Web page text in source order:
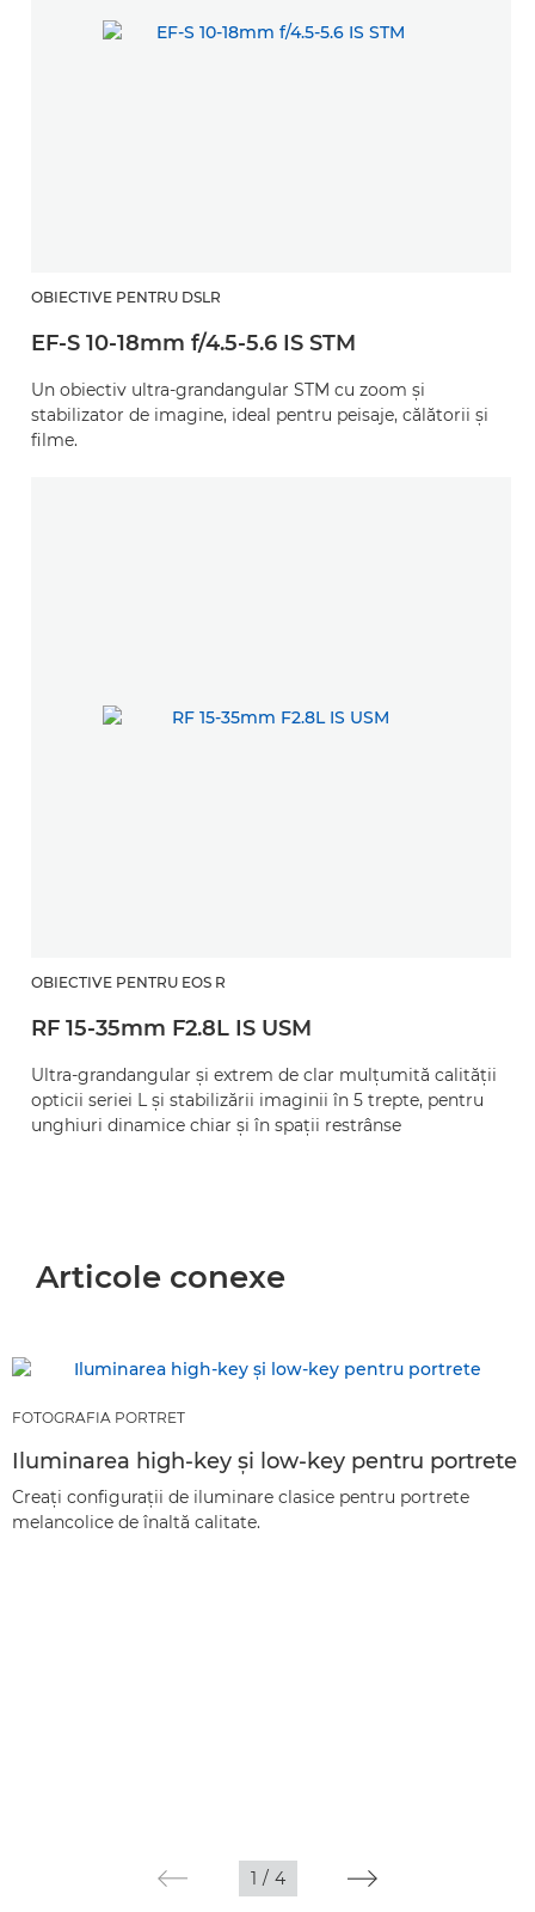
OBIECTIVE PENTRU DSLR
EF-S 10-18mm f/4.5-5.6 IS STM
Un obiectiv ultra-grandangular STM cu zoom şi
stabilizator de imagine, ideal pentru peisaje, călătorii şi
filme.
OBIECTIVE PENTRU EOS R
RF 15-35mm F2.8L IS USM
Ultra-grandangular şi extrem de clar mulţumită calităţii
opticii seriei L şi stabilizării imaginii în 5 trepte, pentru
unghiuri dinamice chiar şi în spaţii restrânse
Articole conexe
FOTOGRAFIA PORTRET
Iluminarea high-key şi low-key pentru portrete
Creaţi configuraţii de iluminare clasice pentru portrete
melancolice de înaltă calitate.
1 / 4